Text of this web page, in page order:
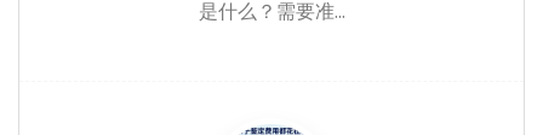
是什么？需要准...